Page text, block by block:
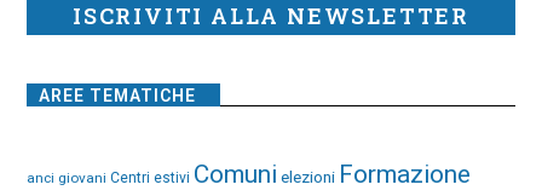
ISCRIVITI ALLA NEWSLETTER
AREE TEMATICHE
anci giovani Centri estivi Comuni elezioni Formazione